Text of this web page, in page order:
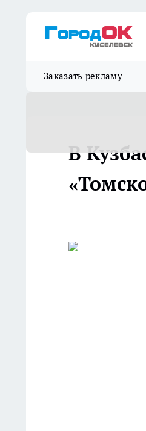
Заказать рекламу
В